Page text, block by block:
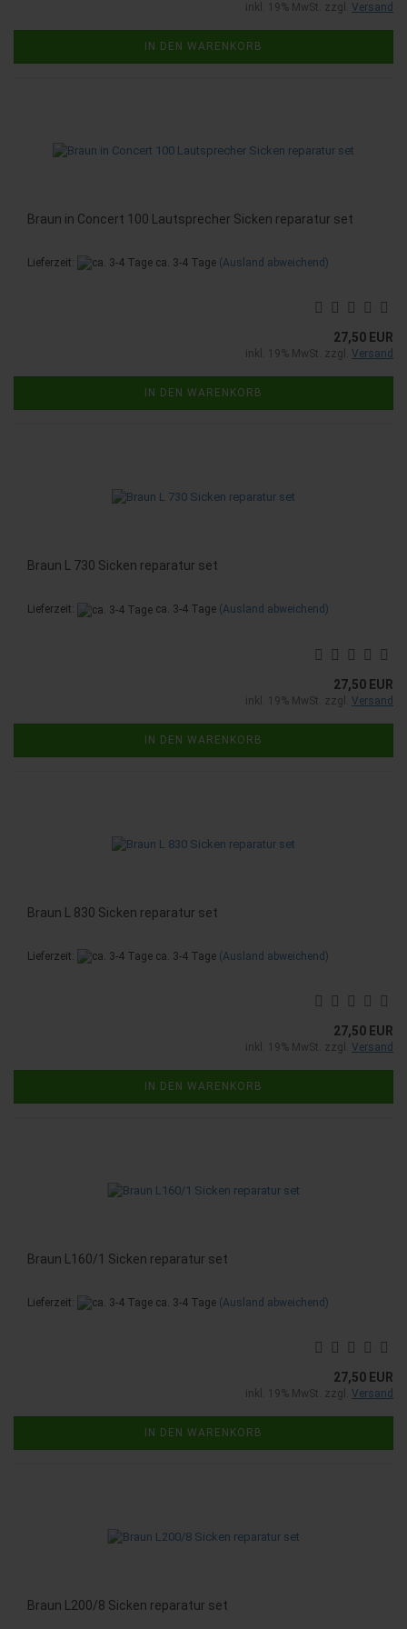
inkl. 19% MwSt. zzgl. Versand
IN DEN WARENKORB
Braun in Concert 100 Lautsprecher Sicken reparatur set
Lieferzeit: ca. 3-4 Tage (Ausland abweichend)
27,50 EUR
inkl. 19% MwSt. zzgl. Versand
IN DEN WARENKORB
Braun L 730 Sicken reparatur set
Lieferzeit: ca. 3-4 Tage (Ausland abweichend)
27,50 EUR
inkl. 19% MwSt. zzgl. Versand
IN DEN WARENKORB
Braun L 830 Sicken reparatur set
Lieferzeit: ca. 3-4 Tage (Ausland abweichend)
27,50 EUR
inkl. 19% MwSt. zzgl. Versand
IN DEN WARENKORB
Braun L160/1 Sicken reparatur set
Lieferzeit: ca. 3-4 Tage (Ausland abweichend)
27,50 EUR
inkl. 19% MwSt. zzgl. Versand
IN DEN WARENKORB
Braun L200/8 Sicken reparatur set